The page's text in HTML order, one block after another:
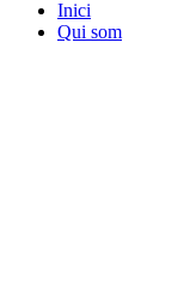
Inici
Qui som